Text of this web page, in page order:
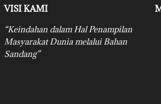
VISI KAMI
“Keindahan dalam Hal Penampilan
Masyarakat Dunia melalui Bahan
Sandang”